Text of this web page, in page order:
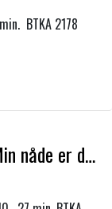
BTKA 2178
Einar Kristoffersen.” Min nåde er deg nok.”